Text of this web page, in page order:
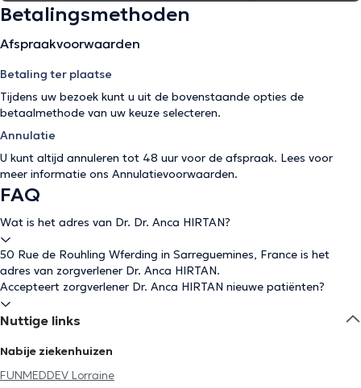
Betalingsmethoden
Afspraakvoorwaarden
Betaling ter plaatse
Tijdens uw bezoek kunt u uit de bovenstaande opties de
betaalmethode van uw keuze selecteren.
Annulatie
U kunt altijd annuleren tot 48 uur voor de afspraak. Lees voor
meer informatie ons Annulatievoorwaarden.
FAQ
Wat is het adres van Dr. Dr. Anca HIRTAN?
50 Rue de Rouhling Wferding in Sarreguemines, France is het
adres van zorgverlener Dr. Anca HIRTAN.
Accepteert zorgverlener Dr. Anca HIRTAN nieuwe patiënten?
Nuttige links
Nabije ziekenhuizen
FUNMEDDEV Lorraine